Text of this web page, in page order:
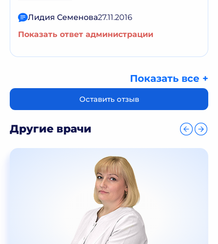
Лидия Семенова27.11.2016
Показать ответ администрации
Показать все +
Оставить отзыв
Другие врачи